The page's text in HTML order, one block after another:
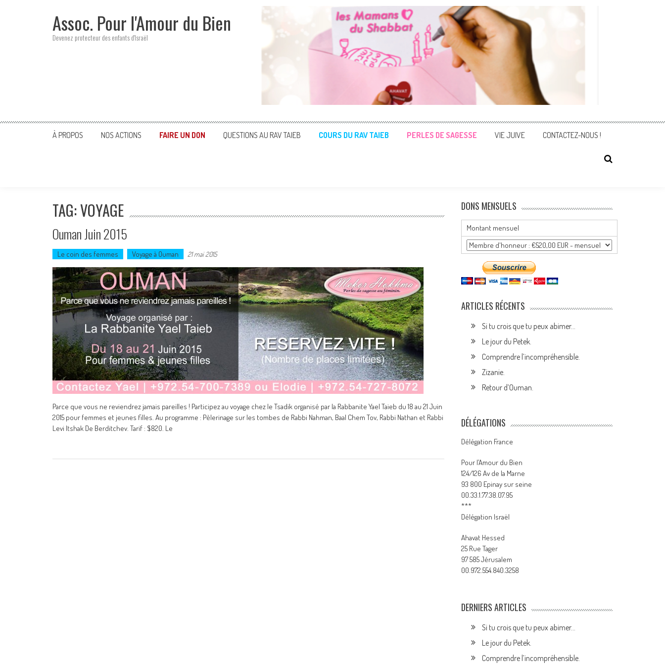
Assoc. Pour l'Amour du Bien
Devenez protecteur des enfants d'Israël
À PROPOS NOS ACTIONS FAIRE UN DON QUESTIONS AU RAV TAIEB COURS DU RAV TAIEB PERLES DE SAGESSE VIE JUIVE CONTACTEZ-NOUS !
TAG: VOYAGE
Ouman Juin 2015
Le coin des femmes Voyage à Ouman 21 mai 2015
Parce que vous ne reviendrez jamais pareilles ! Participez au voyage chez le Tsadik organisé par la Rabbanite Yael Taieb du 18 au 21 Juin
2015 pour femmes et jeunes filles. Au programme : Pèlerinage sur les tombes de Rabbi Nahman, Baal Chem Tov, Rabbi Nathan et Rabbi
Levi Itshak De Berditchev. Tarif : $820. Le
DONS MENSUELS
Montant mensuel
ARTICLES RÉCENTS
Si tu crois que tu peux abimer…
Le jour du Petek.
Comprendre l’incompréhensible.
Zizanie.
Retour d’Ouman.
DÉLÉGATIONS
Délégation France
Pour l’Amour du Bien
124/126 Av de la Marne
93 800 Epinay sur seine
00.33.1.77.38.07.95
***
Délégation Israël
Ahavat Hessed
25 Rue Tager
97 585 Jérusalem
00.972.554.840.3258
DERNIERS ARTICLES
Si tu crois que tu peux abimer…
Le jour du Petek.
Comprendre l’incompréhensible.